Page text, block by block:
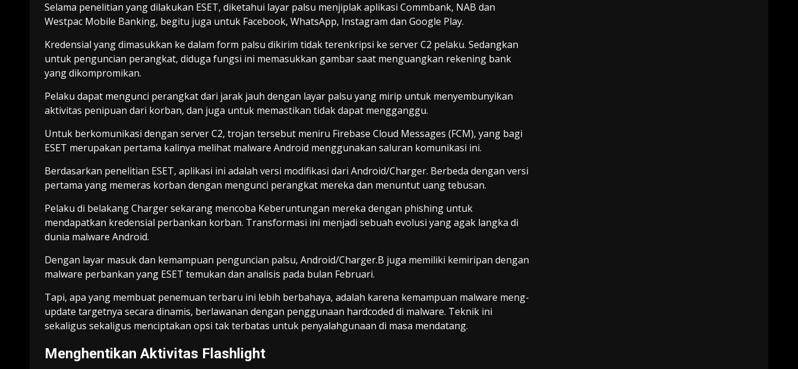
Selama penelitian yang dilakukan ESET, diketahui layar palsu menjiplak aplikasi Commbank, NAB dan
Westpac Mobile Banking, begitu juga untuk Facebook, WhatsApp, Instagram dan Google Play.
Kredensial yang dimasukkan ke dalam form palsu dikirim tidak terenkripsi ke server C2 pelaku. Sedangkan
untuk penguncian perangkat, diduga fungsi ini memasukkan gambar saat menguangkan rekening bank
yang dikompromikan.
Pelaku dapat mengunci perangkat dari jarak jauh dengan layar palsu yang mirip untuk menyembunyikan
aktivitas penipuan dari korban, dan juga untuk memastikan tidak dapat mengganggu.
Untuk berkomunikasi dengan server C2, trojan tersebut meniru Firebase Cloud Messages (FCM), yang bagi
ESET merupakan pertama kalinya melihat malware Android menggunakan saluran komunikasi ini.
Berdasarkan penelitian ESET, aplikasi ini adalah versi modifikasi dari Android/Charger. Berbeda dengan versi
pertama yang memeras korban dengan mengunci perangkat mereka dan menuntut uang tebusan.
Pelaku di belakang Charger sekarang mencoba Keberuntungan mereka dengan phishing untuk
mendapatkan kredensial perbankan korban. Transformasi ini menjadi sebuah evolusi yang agak langka di
dunia malware Android.
Dengan layar masuk dan kemampuan penguncian palsu, Android/Charger.B juga memiliki kemiripan dengan
malware perbankan yang ESET temukan dan analisis pada bulan Februari.
Tapi, apa yang membuat penemuan terbaru ini lebih berbahaya, adalah karena kemampuan malware meng-
update targetnya secara dinamis, berlawanan dengan penggunaan hardcoded di malware. Teknik ini
sekaligus sekaligus menciptakan opsi tak terbatas untuk penyalahgunaan di masa mendatang.
Menghentikan Aktivitas Flashlight